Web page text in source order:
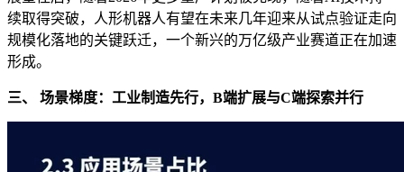
续取得突破，人形机器人有望在未来几年迎来从试点验证走向
规模化落地的关键跃迁，一个新兴的万亿级产业赛道正在加速
形成。
三、 场景梯度：工业制造先行，B端扩展与C端探索并行